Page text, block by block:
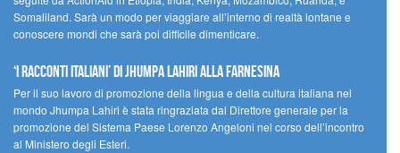
Somaliland. Sarà un modo per viaggiare all’interno di realtà lontane e
conoscere mondi che sarà poi difficile dimenticare.
‘I racconti italiani’ di Jhumpa Lahiri alla Farnesina
Per il suo lavoro di promozione della lingua e della cultura italiana nel
mondo Jhumpa Lahiri è stata ringraziata dal Direttore generale per la
promozione del Sistema Paese Lorenzo Angeloni nel corso dell’incontro
al Ministero degli Esteri.